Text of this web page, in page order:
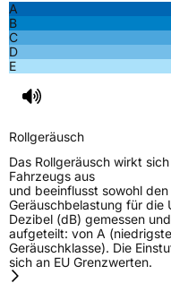
Allgemeine
Herstellerkontakt
Verantwortliche
in der EU
HONCH
1750
A
B
C
D
E
Rollgeräusch
Das Rollgeräusch wirkt
Fahrzeugs aus
und beeinflusst sowohl
Geräuschbelastung für die
Dezibel (dB) gemessen
aufgeteilt: von A
Geräuschklasse). Die
sich an EU Grenzwerten.